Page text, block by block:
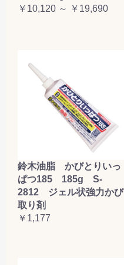
￥10,120 ～ ￥19,690
鈴木油脂 かびとりいっ
ぱつ185 185g S-
2812 ジェル状強力かび
取り剤
￥1,177